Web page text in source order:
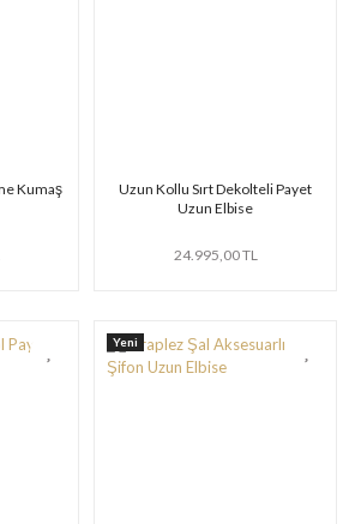
Kumaş
Uzun Kollu Sırt Dekolteli Payet
Uzun Elbise
24.995,00 TL
Yeni